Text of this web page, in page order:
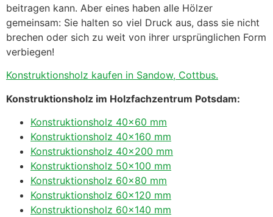
beitragen kann. Aber eines haben alle Hölzer
gemeinsam: Sie halten so viel Druck aus, dass sie nicht
brechen oder sich zu weit von ihrer ursprünglichen Form
verbiegen!
Konstruktionsholz kaufen in Sandow, Cottbus.
Konstruktionsholz im Holzfachzentrum Potsdam:
Konstruktionsholz 40×60 mm
Konstruktionsholz 40×160 mm
Konstruktionsholz 40×200 mm
Konstruktionsholz 50×100 mm
Konstruktionsholz 60×80 mm
Konstruktionsholz 60×120 mm
Konstruktionsholz 60×140 mm